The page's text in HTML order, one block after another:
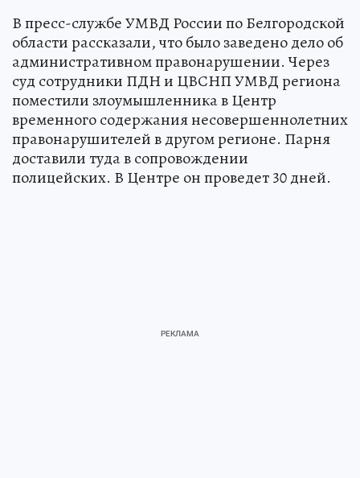
В пресс-службе УМВД России по Белгородской
области рассказали, что было заведено дело об
административном правонарушении. Через
суд сотрудники ПДН и ЦВСНП УМВД региона
поместили злоумышленника в Центр
временного содержания несовершеннолетних
правонарушителей в другом регионе. Парня
доставили туда в сопровождении
полицейских. В Центре он проведет 30 дней.